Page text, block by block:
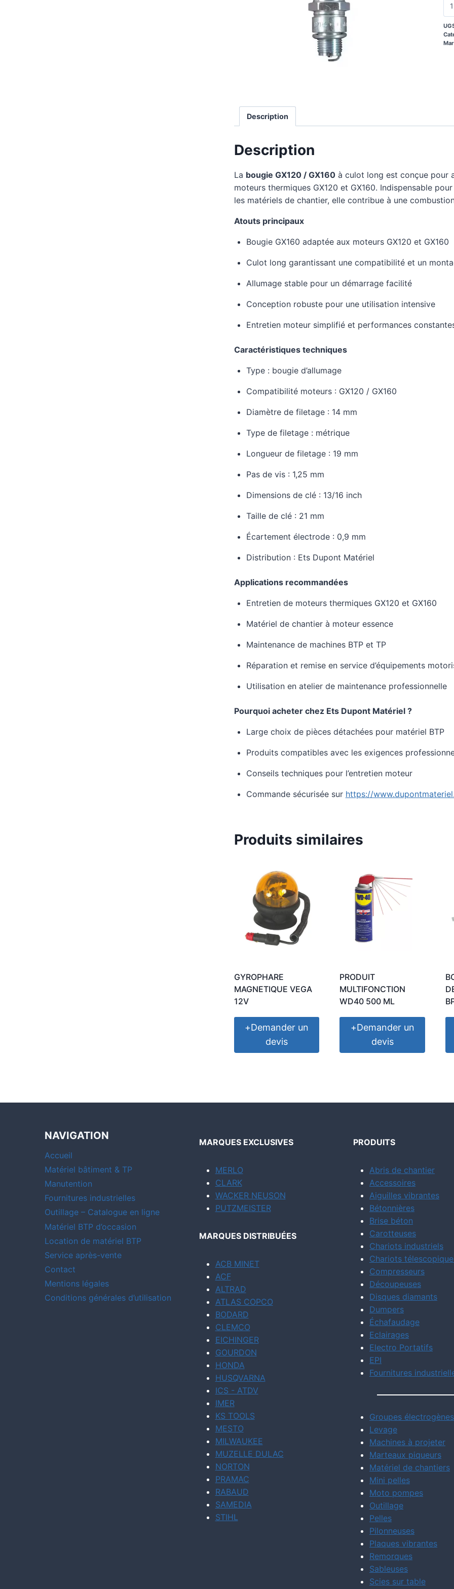
Description
Description
La bougie GX120 / GX160à culot long est conçue pour
moteurs thermiques GX120 et GX160. Indispensable
les matériels de chantier, elle contribue à une
Atouts principaux
Bougie GX160 adaptée aux moteurs GX120 et GX160
Culot long garantissant une compatibilité et un
Allumage stable pour un démarrage facilité
Conception robuste pour une utilisation intensive
Entretien moteur simplifié et performances
Caractéristiques techniques
Type : bougie d’allumage
Compatibilité moteurs : GX120 / GX160
Diamètre de filetage : 14 mm
Type de filetage : métrique
Longueur de filetage : 19 mm
Pas de vis : 1,25 mm
Dimensions de clé : 13/16 inch
Taille de clé : 21 mm
Écartement électrode : 0,9 mm
Distribution : Ets Dupont Matériel
Applications recommandées
Entretien de moteurs thermiques GX120 et GX160
Matériel de chantier à moteur essence
Maintenance de machines BTP et TP
Réparation et remise en service d’équipements
Utilisation en atelier de maintenance professionnelle
Pourquoi acheter chez Ets Dupont Matériel ?
Large choix de pièces détachées pour matériel BTP
Produits compatibles avec les exigences
Conseils techniques pour l’entretien moteur
Commande sécurisée sur https://
Produits similaires
GYROPHARE
MAGNETIQUE VEGA
12V
+Demander un
devis
PRODUIT
MULTIFONCTION
WD40 500 ML
+Demander un
devis
NAVIGATION
Accueil
Matériel bâtiment & TP
Manutention
Fournitures industrielles
Outillage – Catalogue en ligne
Matériel BTP d’occasion
Location de matériel BTP
Service après-vente
Contact
Mentions légales
Conditions générales d’utilisation
MARQUES EXCLUSIVES
MERLO
CLARK
WACKER NEUSON
PUTZMEISTER
MARQUES DISTRIBUÉES
ACB MINET
ACF
ALTRAD
ATLAS COPCO
BODARD
CLEMCO
EICHINGER
GOURDON
HONDA
HUSQVARNA
ICS - ATDV
IMER
KS TOOLS
MESTO
MILWAUKEE
MUZELLE DULAC
NORTON
PRAMAC
RABAUD
SAMEDIA
STIHL
PRODUITS
Abris de chantier
Accessoires
Aiguilles vibrantes
Bétonnières
Brise béton
Carotteuses
Chariots industriels
Chariots
Compresseurs
Découpeuses
Disques diamants
Dumpers
Échafaudage
Eclairages
Electro Portatifs
EPI
Fournitures
Groupes électrogènes
Levage
Machines à projeter
Marteaux piqueurs
Matériel de chantiers
Mini pelles
Moto pompes
Outillage
Pelles
Pilonneuses
Plaques vibrantes
Remorques
Sableuses
Scies sur table